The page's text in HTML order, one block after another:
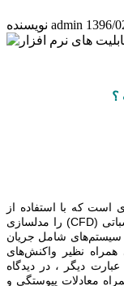
نویسنده admin 1396/
؟
است که با استفاده از
(CFD) را مدلسازی
شامل جریان
همراه نظیر واکنش‌های
دیگر ، در دیدگاه
معادلات پیوستگی و